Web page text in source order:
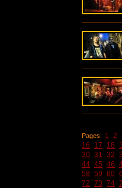
Pages: 1 2
16
17 18
30 31 32
44 45 46
58 59 60
72 73 74